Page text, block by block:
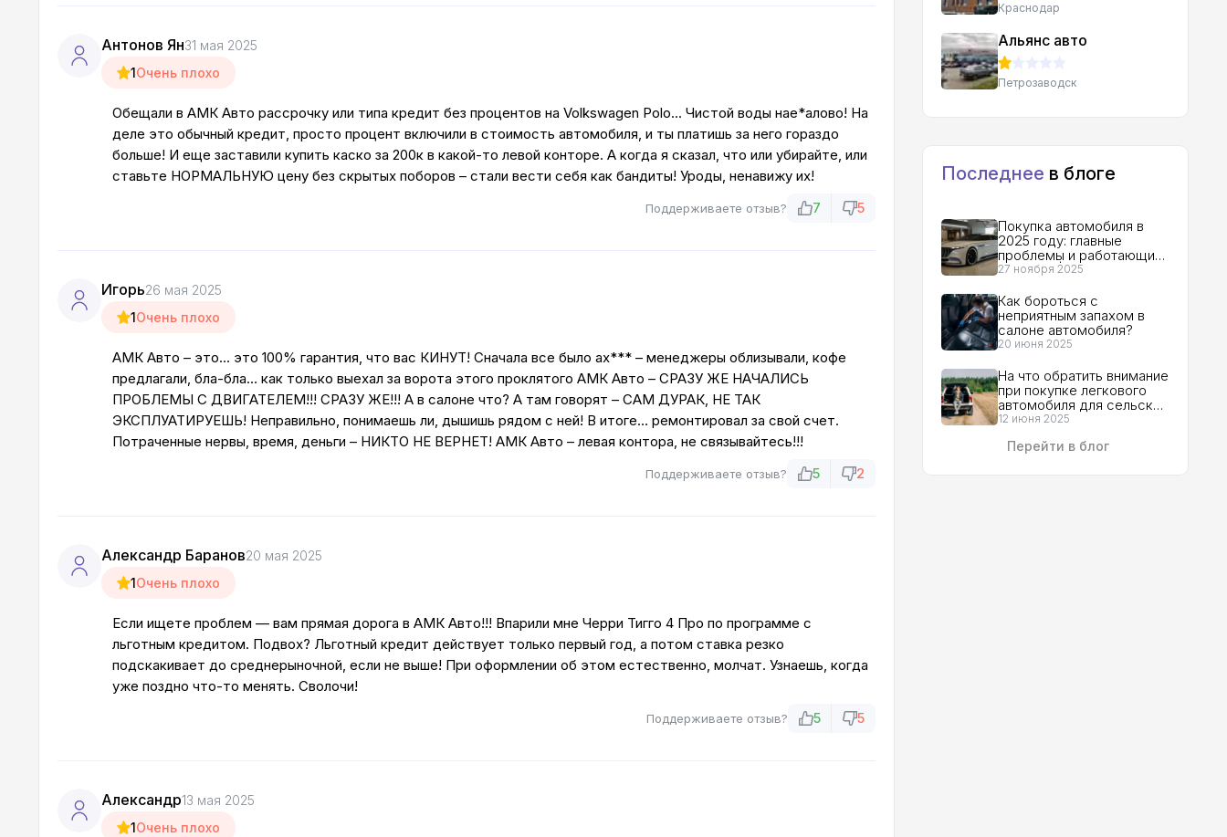
Антонов Ян31 мая 2025
1Очень плохо
Обещали в АМК Авто рассрочку или типа кредит без процентов на Volkswagen Polo... Чистой воды нае*алово! На
деле это обычный кредит, просто процент включили в стоимость автомобиля, и ты платишь за него гораздо
больше! И еще заставили купить каско за 200к в какой-то левой конторе. А когда я сказал, что или убирайте, или
ставьте НОРМАЛЬНУЮ цену без скрытых поборов – стали вести себя как бандиты! Уроды, ненавижу их!
Поддерживаете отзыв? 7 5
Игорь26 мая 2025
1Очень плохо
АМК Авто – это… это 100% гарантия, что вас КИНУТ! Сначала все было ах*** – менеджеры облизывали, кофе
предлагали, бла-бла… как только выехал за ворота этого проклятого АМК Авто – СРАЗУ ЖЕ НАЧАЛИСЬ
ПРОБЛЕМЫ С ДВИГАТЕЛЕМ!!! СРАЗУ ЖЕ!!! А в салоне что? А там говорят – САМ ДУРАК, НЕ ТАК
ЭКСПЛУАТИРУЕШЬ! Неправильно, понимаешь ли, дышишь рядом с ней! В итоге… ремонтировал за свой счет.
Потраченные нервы, время, деньги – НИКТО НЕ ВЕРНЕТ! АМК Авто – левая контора, не связывайтесь!!!
Поддерживаете отзыв? 5 2
Александр Баранов20 мая 2025
1Очень плохо
Если ищете проблем — вам прямая дорога в АМК Авто!!! Впарили мне Черри Тигго 4 Про по программе с
льготным кредитом. Подвох? Льготный кредит действует только первый год, а потом ставка резко
подскакивает до среднерыночной, если не выше! При оформлении об этом естественно, молчат. Узнаешь, когда
уже поздно что-то менять. Сволочи!
Поддерживаете отзыв? 5 5
Александр13 мая 2025
1Очень плохо
Краснодар
Альянс авто
Петрозаводск
Последнее в блоге
Покупка автомобиля в
2025 году: главные
проблемы и работающие
решения | Гид для
27 ноября 2025
Как бороться с
неприятным запахом в
салоне автомобиля?
20 июня 2025
На что обратить внимание
при покупке легкового
автомобиля для сельской
местности?
12 июня 2025
Перейти в блог